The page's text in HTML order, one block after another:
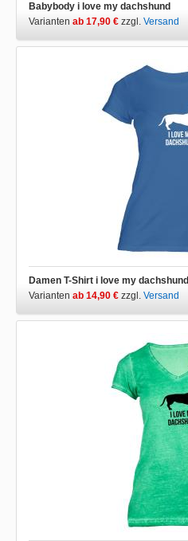
Babybody i love my dachshund
Varianten ab 17,90 € zzgl. Versand
Damen T-Shirt i love my dachshund
Varianten ab 14,90 € zzgl. Versand